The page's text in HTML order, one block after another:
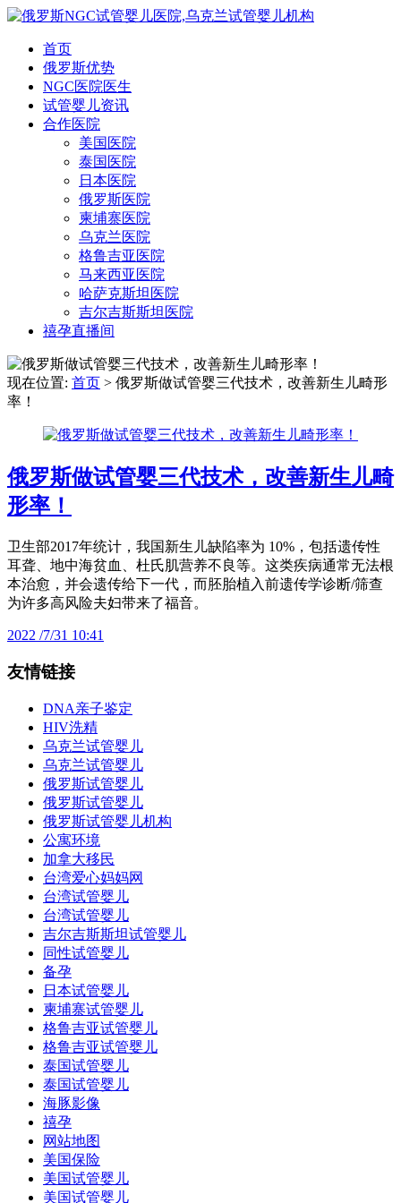
首页
俄罗斯优势
NGC医院医生
试管婴儿资讯
合作医院
美国医院
泰国医院
日本医院
俄罗斯医院
柬埔寨医院
乌克兰医院
格鲁吉亚医院
马来西亚医院
哈萨克斯坦医院
吉尔吉斯斯坦医院
禧孕直播间
现在位置: 首页 > 俄罗斯做试管婴三代技术，改善新生儿畸形
率！
俄罗斯做试管婴三代技术，改善新生儿畸
形率！
卫生部2017年统计，我国新生儿缺陷率为 10%，包括遗传性
耳聋、地中海贫血、杜氏肌营养不良等。这类疾病通常无法根
本治愈，并会遗传给下一代，而胚胎植入前遗传学诊断/筛查
为许多高风险夫妇带来了福音。
2022 /7/31 10:41
友情链接
DNA亲子鉴定
HIV洗精
乌克兰试管婴儿
乌克兰试管婴儿
俄罗斯试管婴儿
俄罗斯试管婴儿
俄罗斯试管婴儿机构
公寓环境
加拿大移民
台湾爱心妈妈网
台湾试管婴儿
台湾试管婴儿
吉尔吉斯斯坦试管婴儿
同性试管婴儿
备孕
日本试管婴儿
柬埔寨试管婴儿
格鲁吉亚试管婴儿
格鲁吉亚试管婴儿
泰国试管婴儿
泰国试管婴儿
海豚影像
禧孕
网站地图
美国保险
美国试管婴儿
美国试管婴儿